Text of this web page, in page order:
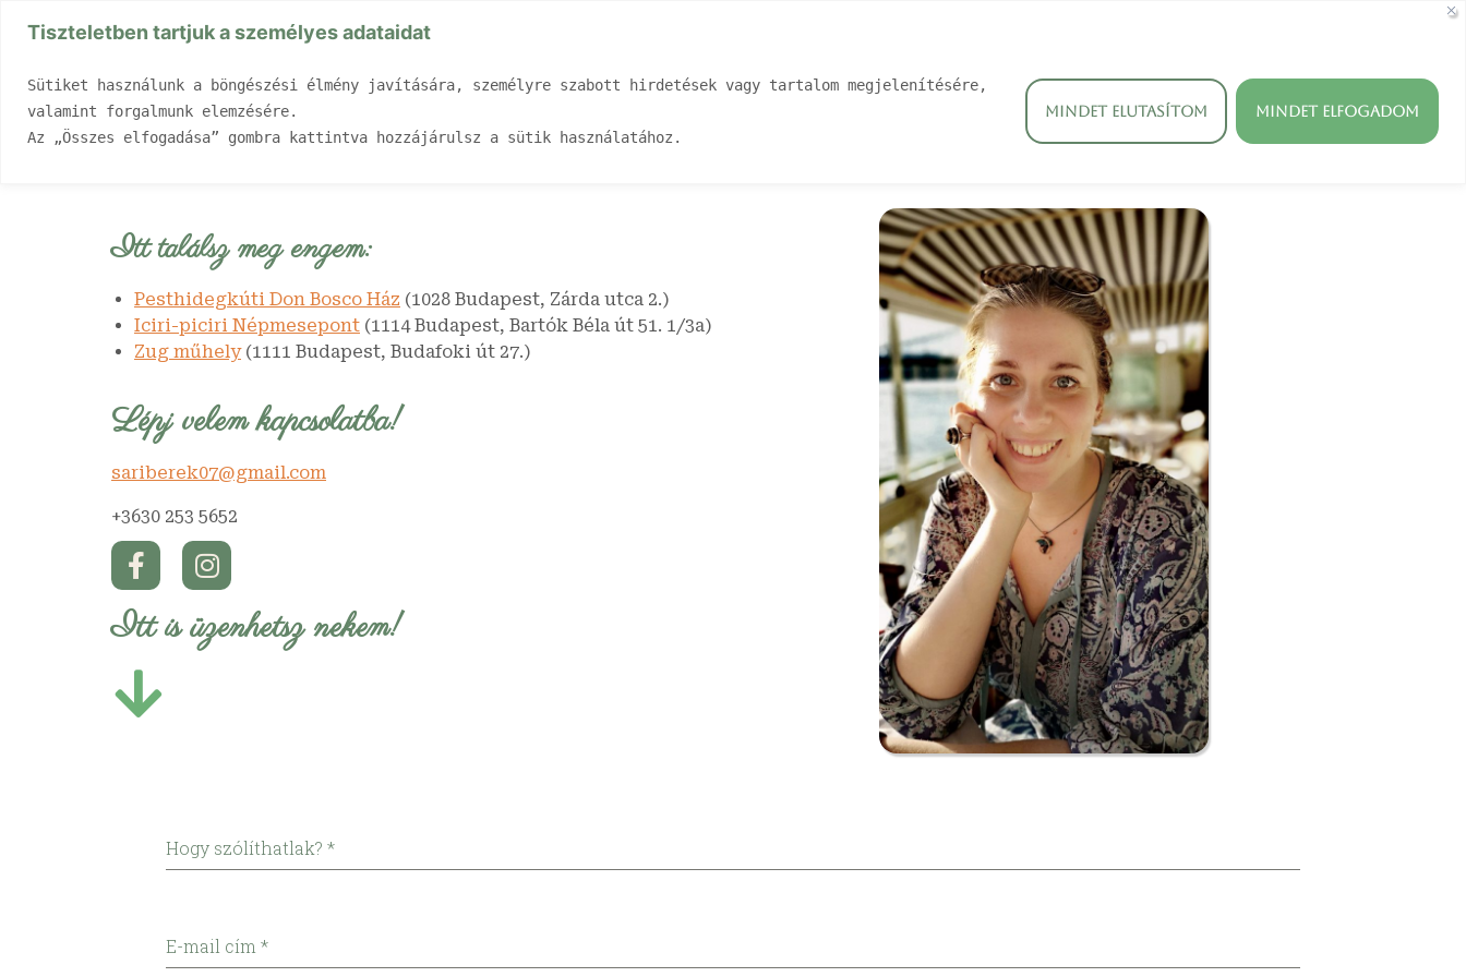
Tiszteletben tartjuk a személyes adataidat
Sütiket használunk a böngészési élmény javítására, személyre szabott hirdetések vagy tartalom megjelenítésére,
valamint forgalmunk elemzésére.
Az „Összes elfogadása” gombra kattintva hozzájárulsz a sütik használatához.
Mindet elutasítom Mindet elfogadom
Rólam Foglalkozások Részvételi díjak Elérhetőségeim
Itt találsz meg engem:
Pesthidegkúti Don Bosco Ház (1028 Budapest, Zárda utca 2.)
Iciri-piciri Népmesepont (1114 Budapest, Bartók Béla út 51. 1/3a)
Zug műhely(1111 Budapest, Budafoki út 27.)
Lépj velem kapcsolatba!
sariberek07@gmail.com
+3630 253 5652
Itt is üzenhetsz nekem!
Hogy szólíthatlak? *
E-mail cím *